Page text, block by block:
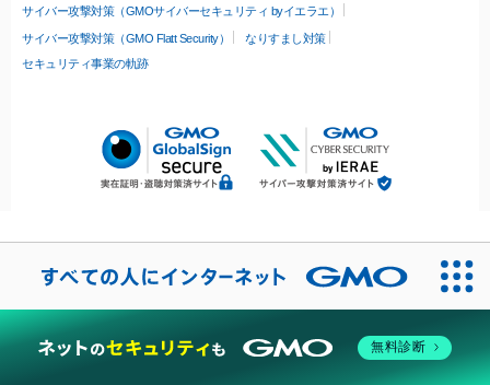
サイバー攻撃対策（GMOサイバーセキュリティ byイエラエ）
サイバー攻撃対策（GMO Flatt Security）
なりすまし対策
セキュリティ事業の軌跡
無料診断